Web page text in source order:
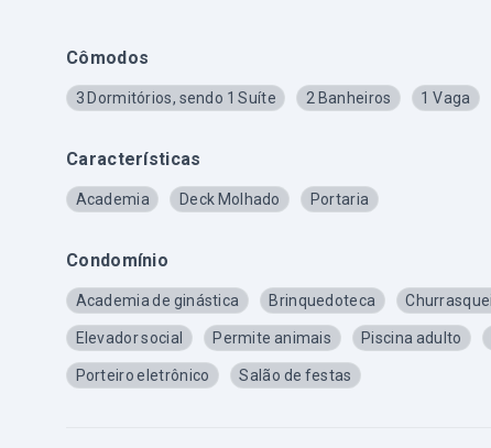
Cômodos
3 Dormitórios, sendo 1 Suíte 2 Banheiros 1 Vaga
Características
Academia Deck Molhado Portaria
Condomínio
Academia de ginástica Brinquedoteca
Elevador social Permite animais Piscina adulto
Porteiro eletrônico Salão de festas